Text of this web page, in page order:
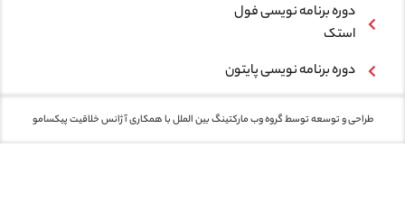
دوره برنامه نویسی فول
استک
دوره برنامه نویسی پایتون
طراحی و توسعه توسط گروه وب مارکتینگ بین الملل با همکاریآژانس خلاقیت پیکسامو